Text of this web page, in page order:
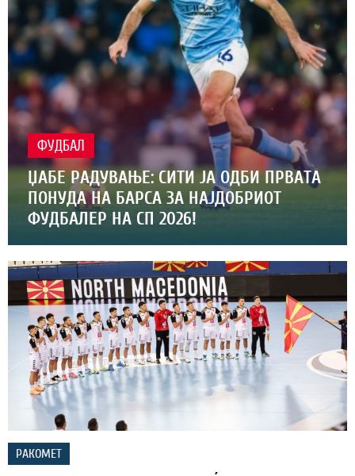
ФУДБАЛ
ЏАБЕ РАДУВАЊЕ: СИТИ ЈА ОДБИ ПРВАТА
ПОНУДА НА БАРСА ЗА НАЈДОБРИОТ
ФУДБАЛЕР НА СП 2026!
РАКОМЕТ